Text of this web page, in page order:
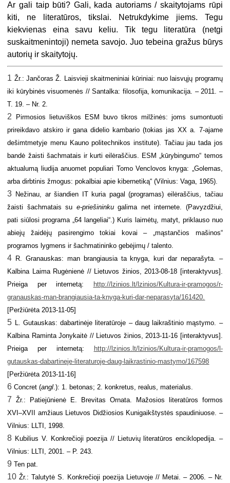
Ar gali taip būti? Gali, kada autoriams / skaitytojams rūpi
kiti, ne literatūros, tikslai. Netrukdykime jiems. Tegu
kiekvienas eina savu keliu. Tik tegu literatūra (netgi
suskaitmenintoji) nemeta savojo. Juo tebeina gražus būrys
autorių ir skaitytojų.
1 Žr.: Jančoras Ž. Laisvieji skaitmeniniai kūriniai: nuo laisvųjų programų
iki kūrybinės visuomenės // Santalka: filosofija, komunikacija. – 2011. –
T. 19. – Nr. 2.
2
Pirmosios lietuviškos ESM buvo tikros milžinės: joms sumontuoti
prireikdavo atskiro ir gana didelio kambario (tokias jas XX a. 7-ajame
dešimtmetyje menu Kauno politechnikos institute). Tačiau jau tada jos
bandė žaisti šachmatais ir kurti eilėraščius. ESM „kūrybingumo“ temos
aktualumą liudija anuomet populiari Tomo Venclovos knyga: „Golemas,
arba dirbtinis žmogus: pokalbiai apie kibernetiką“ (Vilnius: Vaga, 1965).
3 Nežinau, ar šiandien IT kuria pagal (programas) eilėraščius, tačiau
žaisti šachmatais su e-priešininkugalima net internete. (Pavyzdžiui,
pati siūlosi programa „64 langeliai“.) Kuris laimėtų, matyt, priklauso nuo
abiejų žaidėjų pasirengimo tokiai kovai – „mąstančios mašinos“
programos lygmens ir šachmatininko gebėjimų / talento.
4 R. Granauskas: man brangiausia ta knyga, kuri dar neparašyta. –
Kalbina Laima Rugėnienė // Lietuvos žinios, 2013-08-18 [interaktyvus].
Prieiga per internetą:
http://lzinios.lt/lzinios/Kultura-ir-pramogos/r-
granauskas-man-brangiausia-ta-knyga-kuri-dar-neparasyta/161420.
[Peržiūrėta 2013-11-05]
5 L. Gutauskas: dabartinėje literatūroje – daug laikraštinio mąstymo. –
Kalbina Raminta Jonykaitė // Lietuvos žinios, 2013-11-16 [interaktyvus].
Prieiga per internetą:
http://lzinios.lt/lzinios/Kultura-ir-pramogos/l-
gutauskas-dabartineje-literaturoje-daug-laikrastinio-mastymo/167598
[Peržiūrėta 2013-11-16]
6 Concret (angl.): 1. betonas; 2. konkretus, realus, materialus.
7
Žr.: Patiejūnienė E. Brevitas Ornata. Mažosios literatūros formos
XVI–XVII amžiaus Lietuvos Didžiosios Kunigaikštystės spaudiniuose. –
Vilnius: LLTI, 1998.
8 Kubilius V. Konkrečioji poezija // Lietuvių literatūros enciklopedija. –
Vilnius: LLTI, 2001. – P. 243.
9 Ten pat.
10 Žr.: Talutytė S. Konkrečioji poezija Lietuvoje // Metai. – 2006. – Nr.